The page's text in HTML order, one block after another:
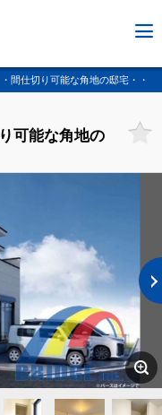
間仕切り可能な角地の邸宅・・
可能な角地の